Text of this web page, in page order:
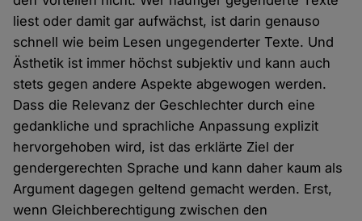
liest oder damit gar aufwächst, ist darin genauso
schnell wie beim Lesen ungegenderter Texte. Und
Ästhetik ist immer höchst subjektiv und kann auch
stets gegen andere Aspekte abgewogen werden.
Dass die Relevanz der Geschlechter durch eine
gedankliche und sprachliche Anpassung explizit
hervorgehoben wird, ist das erklärte Ziel der
gendergerechten Sprache und kann daher kaum als
Argument dagegen geltend gemacht werden. Erst,
wenn Gleichberechtigung zwischen den